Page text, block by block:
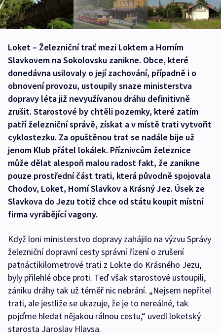
Loket – Železniční trať mezi Loktem a Horním
Slavkovem na Sokolovsku zanikne. Obce, které
donedávna usilovaly o její zachování, případně i o
obnovení provozu, ustoupily snaze ministerstva
dopravy léta již nevyužívanou dráhu definitivně
zrušit. Starostové by chtěli pozemky, které zatím
patří železniční správě, získat a v místě trati vytvořit
cyklostezku. Za opuštěnou trať se nadále bije už
jenom Klub přátel lokálek. Příznivcům železnice
může dělat alespoň malou radost fakt, že zanikne
pouze prostřední část trati, která původně spojovala
Chodov, Loket, Horní Slavkov a Krásný Jez. Úsek ze
Slavkova do Jezu totiž chce od státu koupit místní
firma vyrábějící vagony.
Když loni ministerstvo dopravy zahájilo na výzvu Správy
železniční dopravní cesty správní řízení o zrušení
patnáctikilometrové trati z Lokte do Krásného Jezu,
byly přilehlé obce proti. Teď však starostové ustoupili,
zániku dráhy tak už téměř nic nebrání. „Nejsem nepřítel
trati, ale jestliže se ukazuje, že je to nereálné, tak
pojďme hledat nějakou rálnou cestu,“ uvedl loketský
starosta Jaroslav Hlavsa.